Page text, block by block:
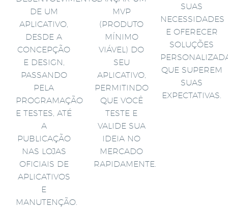
DE UM
APLICATIVO,
DESDE A
CONCEPÇÃO
E DESIGN,
PASSANDO
PELA
PROGRAMAÇÃO
E TESTES, ATÉ
A
PUBLICAÇÃO
NAS LOJAS
OFICIAIS DE
APLICATIVOS
E
MANUTENÇÃO.
MVP
(PRODUTO
MÍNIMO
VIÁVEL) DO
SEU
APLICATIVO,
PERMITINDO
QUE VOCÊ
TESTE E
VALIDE SUA
IDEIA NO
MERCADO
RAPIDAMENTE.
SUAS
NECESSIDADES
E OFERECER
SOLUÇÕES
QUE SUPEREM
SUAS
EXPECTATIVAS.